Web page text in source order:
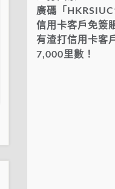
廣碼「
信用卡客戶免簽
有渣打信用卡客
7,000里數！